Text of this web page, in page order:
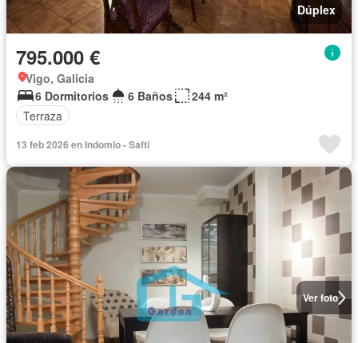
Dúplex
795.000 €
Vigo, Galicia
6 Dormitorios
6 Baños
244 m²
Terraza
13 feb 2026 en Indomio - Safti
Ver foto